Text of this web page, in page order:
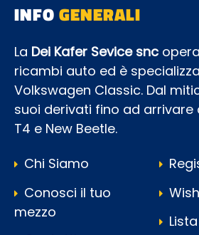
INFOGENERALI
La Dei Kafer Sevice snc
ricambi auto ed è
Volkswagen Classic. Dal
suoi derivati fino ad arrivare
T4 e New Beetle.
Chi Siamo
Conosci il tuo
mezzo